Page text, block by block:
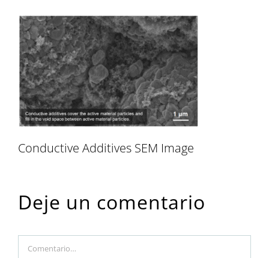
Conductive Additives SEM Image
Deje un comentario
Comment